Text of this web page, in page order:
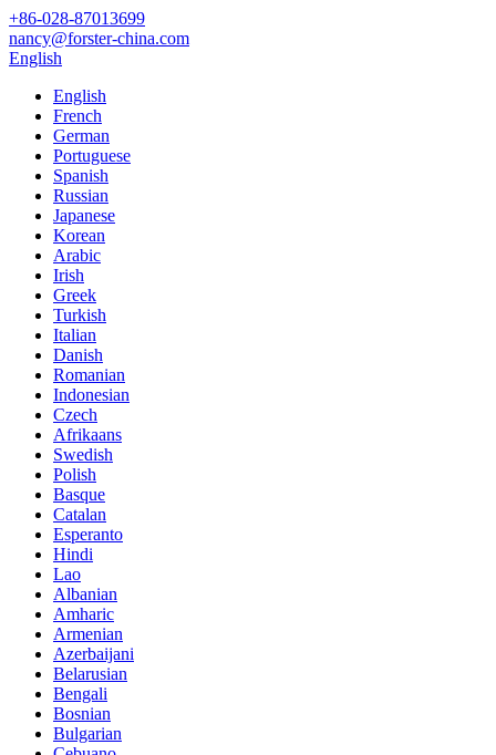
+86-028-87013699
nancy@forster-china.com
English
English
French
German
Portuguese
Spanish
Russian
Japanese
Korean
Arabic
Irish
Greek
Turkish
Italian
Danish
Romanian
Indonesian
Czech
Afrikaans
Swedish
Polish
Basque
Catalan
Esperanto
Hindi
Lao
Albanian
Amharic
Armenian
Azerbaijani
Belarusian
Bengali
Bosnian
Bulgarian